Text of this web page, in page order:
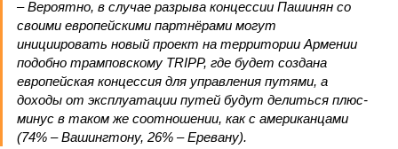
– Вероятно, в случае разрыва концессии Пашинян со
своими европейскими партнёрами могут
инициировать новый проект на территории Армении
подобно трамповскому TRIPP, где будет создана
европейская концессия для управления путями, а
доходы от эксплуатации путей будут делиться плюс-
минус в таком же соотношении, как с американцами
(74% – Вашингтону, 26% – Еревану).